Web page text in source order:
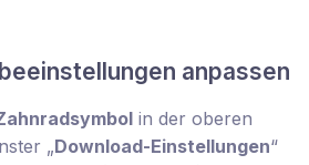
anpassen
in der oberen
„Download-Einstellungen“